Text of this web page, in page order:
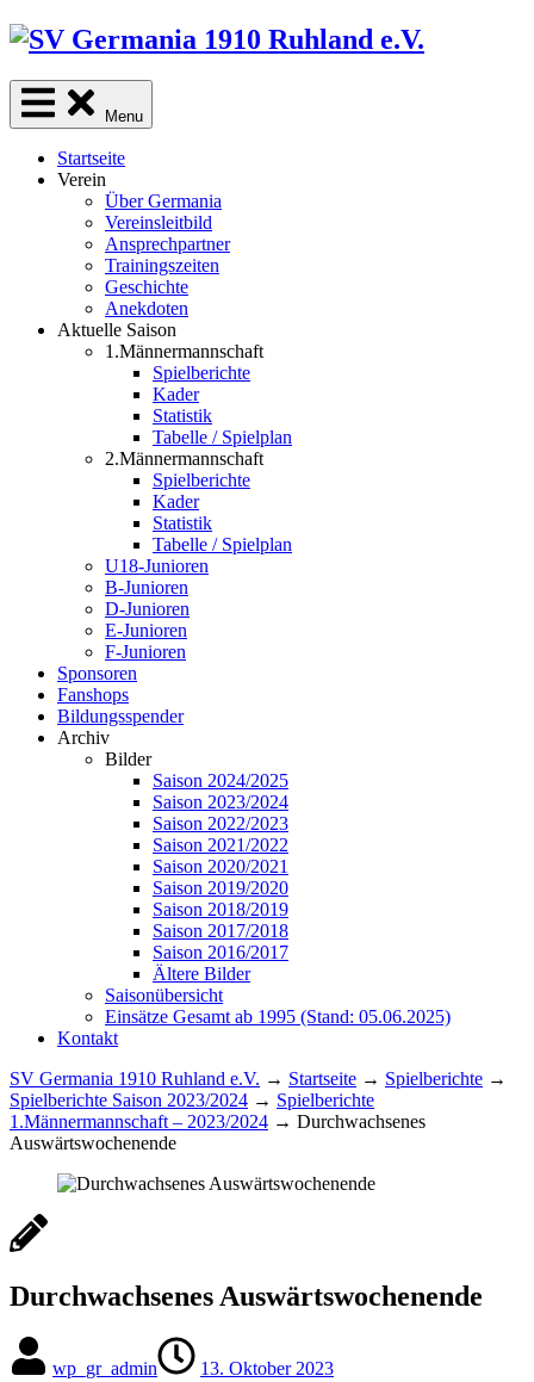
Skip
content
Menu
Startseite
Verein
Über Germania
Vereinsleitbild
Ansprechpartner
Trainingszeiten
Geschichte
Anekdoten
Aktuelle Saison
1.Männermannschaft
Spielberichte
Kader
Statistik
Tabelle / Spielplan
2.Männermannschaft
Spielberichte
Kader
Statistik
Tabelle / Spielplan
U18-Junioren
B-Junioren
D-Junioren
E-Junioren
F-Junioren
Sponsoren
Fanshops
Bildungsspender
Archiv
Bilder
Saison 2024/2025
Saison 2023/2024
Saison 2022/2023
Saison 2021/2022
Saison 2020/2021
Saison 2019/2020
Saison 2018/2019
Saison 2017/2018
Saison 2016/2017
Ältere Bilder
Saisonübersicht
Einsätze Gesamt ab 1995 (Stand: 05.06.2025)
Kontakt
SV Germania 1910 Ruhland e.V. → Startseite → Spielberichte →
Spielberichte Saison 2023/2024 → Spielberichte
1.Männermannschaft – 2023/2024 → Durchwachsenes
Auswärtswochenende
Durchwachsenes Auswärtswochenende
wp_gr_admin
13. Oktober 2023